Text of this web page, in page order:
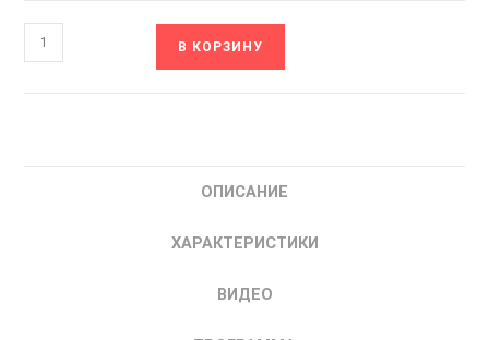
Количество
товара
В КОРЗИНУ
ОПИСАНИЕ
ХАРАКТЕРИСТИКИ
ВИДЕО